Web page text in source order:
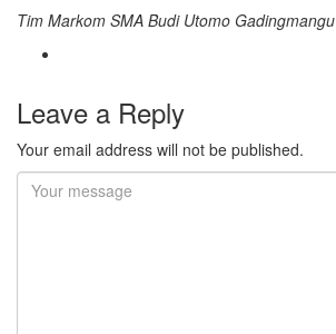
Tim Markom SMA Budi Utomo Gadingmangu
Leave a Reply
Your email address will not be published.